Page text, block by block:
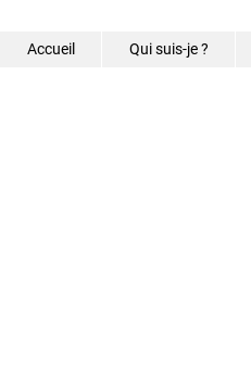
Accueil Qui suis-je ?